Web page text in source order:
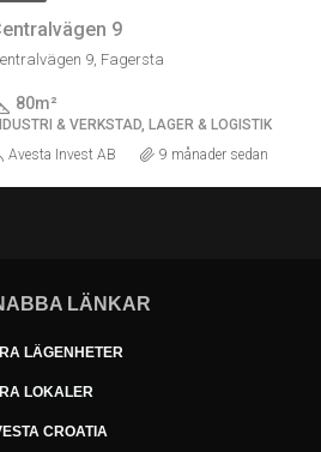
9
9, Fagersta
80m²
& VERKSTAD, LAGER & LOGISTIK
Avesta Invest AB 9 månader sedan
LÄNKAR
LÄGENHETER
LOKALER
CROATIA